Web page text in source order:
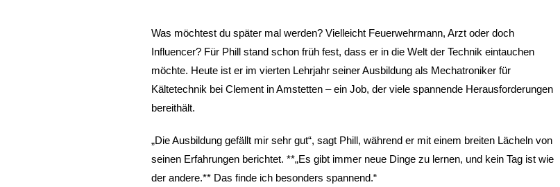
Was möchtest du später mal werden? Vielleicht Feuerwehrmann, Arzt oder doch
Influencer? Für Phill stand schon früh fest, dass er in die Welt der Technik eintauchen
möchte. Heute ist er im vierten Lehrjahr seiner Ausbildung als Mechatroniker für
Kältetechnik bei Clement in Amstetten – ein Job, der viele spannende Herausforderungen
bereithält.
„Die Ausbildung gefällt mir sehr gut“, sagt Phill, während er mit einem breiten Lächeln von
seinen Erfahrungen berichtet. **„Es gibt immer neue Dinge zu lernen, und kein Tag ist wie
der andere.** Das finde ich besonders spannend.“